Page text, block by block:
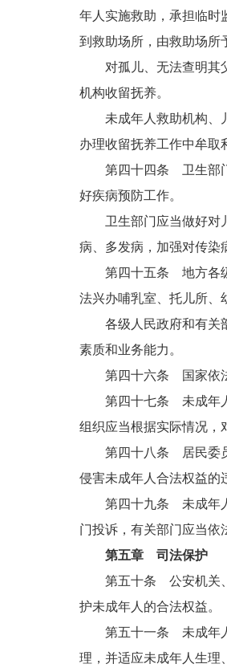
年人实施救助，承担临时
到救助场所，由救助场所
对孤儿、无法查明其父
机构收留抚养。
未成年人救助机构、儿
办理收留抚养工作中牟取
第四十四条 卫生部门
好疾病预防工作。
卫生部门应当做好对儿
病、多发病，加强对传染
第四十五条 地方各级
法兴办哺乳室、托儿所、
各级人民政府和有关部
素质和业务能力。
第四十六条 国家依法
第四十七条 未成年人
组织应当根据实际情况，
第四十八条 居民委员
侵害未成年人合法权益的
第四十九条 未成年人
门投诉，有关部门应当依
第五章 司法保护
第五十条 公安机关、
护未成年人的合法权益。
第五十一条 未成年人
理，并适应未成年人生理